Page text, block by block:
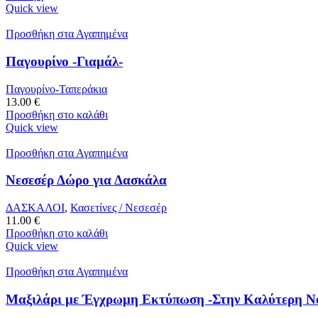
Quick view
Προσθήκη στα Αγαπημένα
Παγουρίνο -Γιαμάλ-
Παγουρίνο-Ταπεράκια
13.00 €
Προσθήκη στο καλάθι
Quick view
Προσθήκη στα Αγαπημένα
Νεσεσέρ Δώρο για Δασκάλα
ΔΑΣΚΑΛΟΙ, Κασετίνες / Νεσεσέρ
11.00 €
Προσθήκη στο καλάθι
Quick view
Προσθήκη στα Αγαπημένα
Μαξιλάρι με Έγχρωμη Εκτύπωση -Στην Καλύτερη